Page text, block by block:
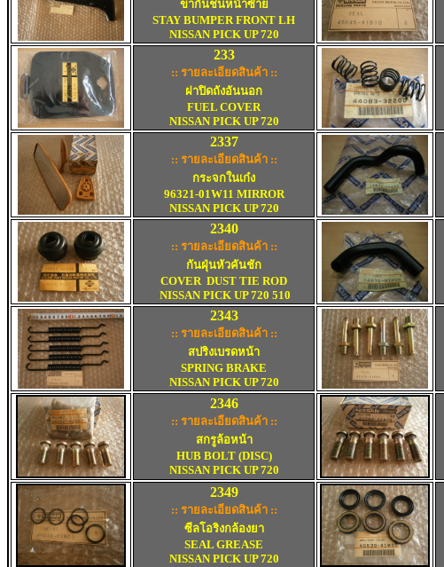
ขากันชนหน้าซ้าย
STAY BUMPER FRONT LH
NISSAN PICK UP 720
233
:: รายละเอียดสินค้า ::
ฝาปิดถังอันนอก
FUEL COVER
NISSAN PICK UP 720
2337
:: รายละเอียดสินค้า ::
กระจกในเก๋ง
96321-01W11 MIRROR
NISSAN PICK UP 720
2340
:: รายละเอียดสินค้า ::
กันฝุ่นหัวคันชัก
COVER DUST TIE ROD
NISSAN PICK UP 720 510
2343
:: รายละเอียดสินค้า ::
สปริงเบรดหน้า
SPRING BRAKE
NISSAN PICK UP 720
2346
:: รายละเอียดสินค้า ::
สกรูล้อหน้า
HUB BOLT (DISC)
NISSAN PICK UP 720
2349
:: รายละเอียดสินค้า ::
ซีลโอริงกล้องยา
SEAL GREASE
NISSAN PICK UP 720